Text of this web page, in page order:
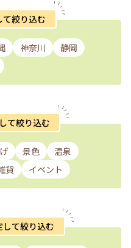
て絞り込む
神奈川
静岡
て絞り込む
景色
温泉
貨 イベント
して絞り込む